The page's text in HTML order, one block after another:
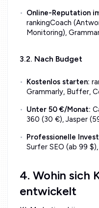
Online-Reputation
rankingCoach
Monitoring),
3.2. Nach Budget
Kostenlos starten:
Grammarly, Buffer,
Unter 50 €/Monat:
360 (30 €), Jasper
Professionelle
Surfer SEO (ab 99
4. Wohin sich
entwickelt